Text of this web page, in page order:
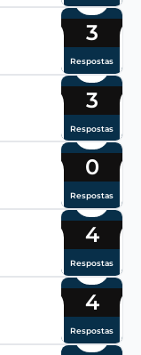
3
Respostas
3
Respostas
0
Respostas
4
Respostas
4
Respostas